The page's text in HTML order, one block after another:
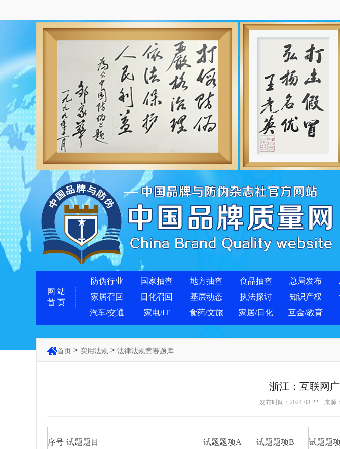
网 站
首 页
防伪行业 国家抽查 地方抽查 食品抽查 总局发布
家居召回
日化召回 基层动态 执法探讨 知识产权
汽车/交通
家电/IT 食药/文旅 家居/日化 互金/教育
首页 > 实用法规 > 法律法规竞赛题库
浙江：互联网
发布时间：2024-08-22 来源：
序号 试题题目 试题题项A 试题题项B 试题题